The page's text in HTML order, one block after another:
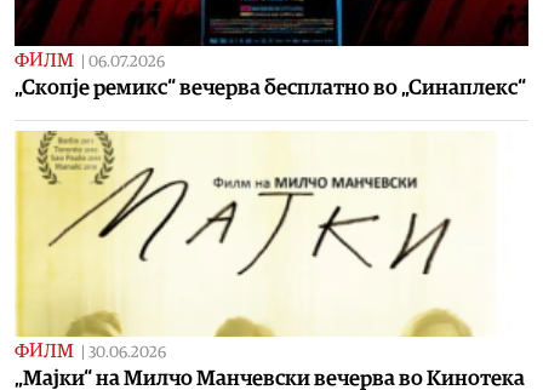
ФИЛМ 06.07.2026
„Скопје ремикс“ вечерва бесплатно во „Синаплекс“
ФИЛМ 30.06.2026
„Мајки“ на Милчо Манчевски вечерва во Кинотека